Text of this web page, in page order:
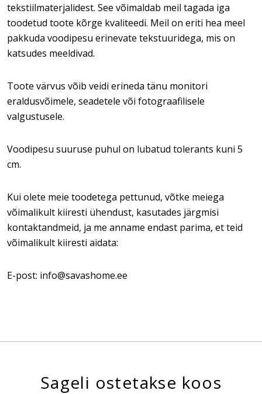
tekstiilmaterjalidest. See võimaldab meil tagada iga
toodetud toote kõrge kvaliteedi. Meil on eriti hea meel
pakkuda voodipesu erinevate tekstuuridega, mis on
katsudes meeldivad.
Toote värvus võib veidi erineda tänu monitori
eraldusvõimele, seadetele või fotograafilisele
valgustusele.
Voodipesu suuruse puhul on lubatud tolerants kuni 5
cm.
Kui olete meie toodetega pettunud, võtke meiega
võimalikult kiiresti ühendust, kasutades järgmisi
kontaktandmeid, ja me anname endast parima, et teid
võimalikult kiiresti aidata:
E-post: info@savashome.ee
Sageli ostetakse koos